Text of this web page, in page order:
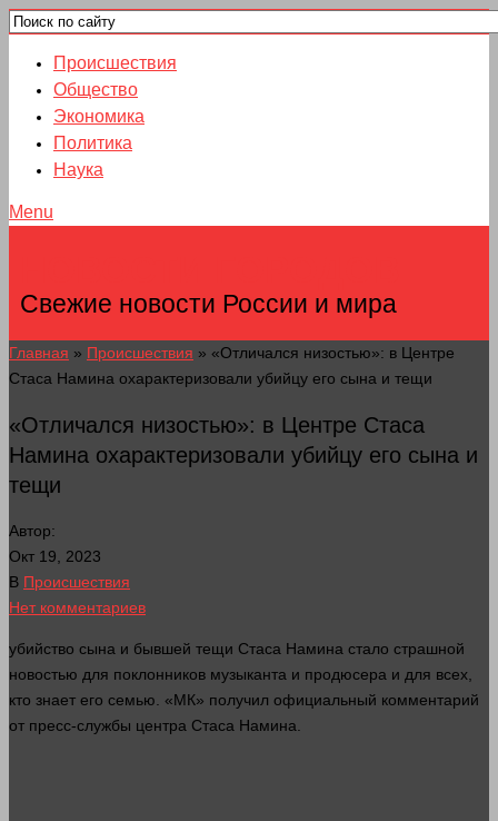
Происшествия
Общество
Экономика
Политика
Наука
Menu
Свежие новости России и мира
Главная » Происшествия » «Отличался низостью»: в Центре
Стаса Намина охарактеризовали убийцу его сына и тещи
«Отличался низостью»: в Центре Стаса
Намина охарактеризовали убийцу его сына и
тещи
Автор:
Окт 19, 2023
В Происшествия
Нет комментариев
убийство сына и бывшей тещи Стаса Намина стало страшной
новостью для поклонников музыканта и продюсера и для всех,
кто знает его семью. «МК» получил официальный комментарий
от пресс-службы центра Стаса Намина.